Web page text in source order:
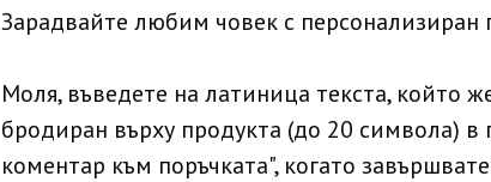
Зарадвайте любим човек с персонализиран
Моля, въведете на латиница текста, който
бродиран върху продукта (до 20 символа) в
коментар към поръчката", когато